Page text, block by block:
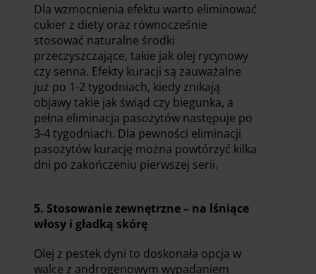
Dla wzmocnienia efektu warto eliminować
cukier z diety oraz równocześnie
stosować naturalne środki
przeczyszczające, takie jak olej rycynowy
czy senna. Efekty kuracji są zauważalne
już po 1-2 tygodniach, kiedy znikają
objawy takie jak świąd czy biegunka, a
pełna eliminacja pasożytów następuje po
3-4 tygodniach. Dla pewności eliminacji
pasożytów kurację można powtórzyć kilka
dni po zakończeniu pierwszej serii.
5. Stosowanie zewnętrzne – na lśniące
włosy i gładką skórę
Olej z pestek dyni to doskonała opcja w
walce z androgenowym wypadaniem